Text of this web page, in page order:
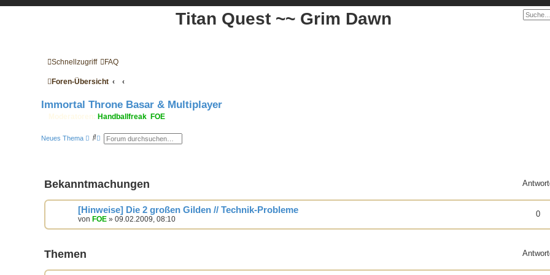
Titan Quest ~~ Grim Dawn
Schnellzugriff FAQ
Foren-Übersicht
Immortal Throne Basar & Multiplayer
Moderatoren: Handballfreak FOE
Neues Thema
S E
e
r
e
S
u
h
Bekanntmachungen
[Hinweise] Die 2 großen Gilden // Technik-Probleme
vonFOE » 09.02.2009, 08:10
0
Themen